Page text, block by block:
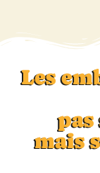
Les
mais